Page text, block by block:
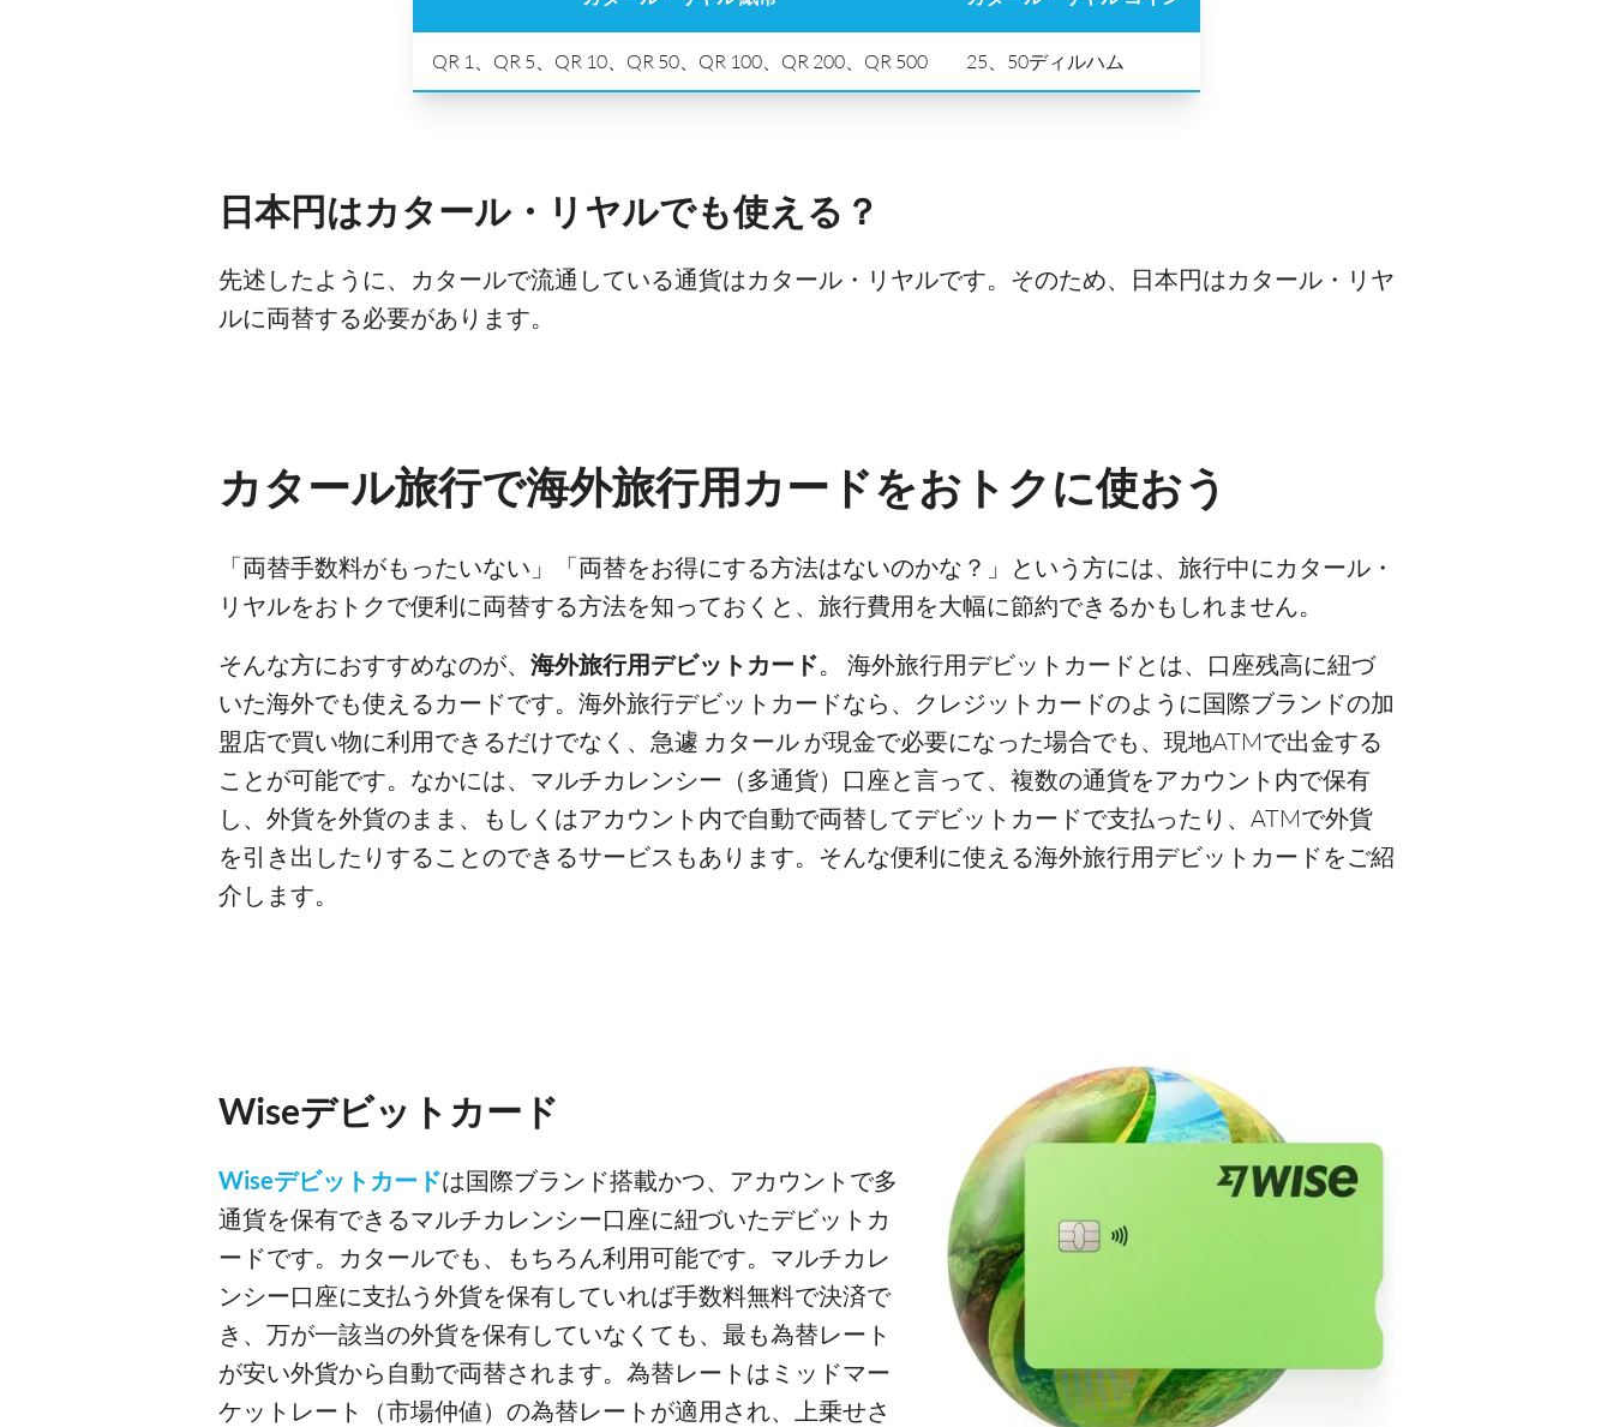
QR 1、QR 5、QR 10、QR 50、QR 100、QR 200、QR 500 25、50ディルハム
日本円はカタール・リヤルでも使える？
先述したように、カタールで流通している通貨はカタール・リヤルです。そのため、日本円はカタール・リヤ
ルに両替する必要があります。
カタール旅行で海外旅行用カードをおトクに使おう
「両替手数料がもったいない」「両替をお得にする方法はないのかな？」という方には、旅行中にカタール・
リヤルをおトクで便利に両替する方法を知っておくと、旅行費用を大幅に節約できるかもしれません。
そんな方におすすめなのが、 海外旅行用デビットカード。 海外旅行用デビットカードとは、口座残高に紐づ
いた海外でも使えるカードです。海外旅行デビットカードなら、クレジットカードのように国際ブランドの加
盟店で買い物に利用できるだけでなく、急遽 カタール が現金で必要になった場合でも、現地ATMで出金する
ことが可能です。なかには、マルチカレンシー（多通貨）口座と言って、複数の通貨をアカウント内で保有
し、外貨を外貨のまま、もしくはアカウント内で自動で両替してデビットカードで支払ったり、ATMで外貨
を引き出したりすることのできるサービスもあります。そんな便利に使える海外旅行用デビットカードをご紹
介します。
Wiseデビットカード
Wiseデビットカードは国際ブランド搭載かつ、アカウントで多
通貨を保有できるマルチカレンシー口座に紐づいたデビットカ
ードです。カタールでも、もちろん利用可能です。マルチカレ
ンシー口座に支払う外貨を保有していれば手数料無料で決済で
き、万が一該当の外貨を保有していなくても、最も為替レート
が安い外貨から自動で両替されます。為替レートはミッドマー
ケットレート（市場仲値）の為替レートが適用され、上乗せさ